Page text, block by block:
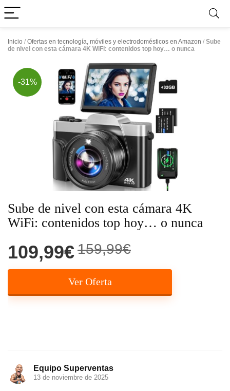
Inicio / Ofertas en tecnología, móviles y electrodomésticos en Amazon / Sube
de nivel con esta cámara 4K WiFi: contenidos top hoy… o nunca
-31%
Sube de nivel con esta cámara 4K
WiFi: contenidos top hoy… o nunca
109,99€159,99€
Ver Oferta
Equipo Superventas
13 de noviembre de 2025